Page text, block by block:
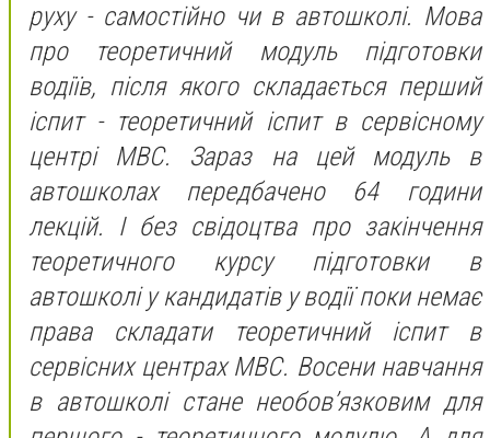
руху - самостійно чи в автошколі. Мова
про теоретичний модуль підготовки
водіїв, після якого складається перший
іспит - теоретичний іспит в сервісному
центрі МВС. Зараз на цей модуль в
автошколах передбачено 64 години
лекцій. І без свідоцтва про закінчення
теоретичного курсу підготовки в
автошколі у кандидатів у водії поки немає
права складати теоретичний іспит в
сервісних центрах МВС. Восени навчання
в автошколі стане необов’язковим для